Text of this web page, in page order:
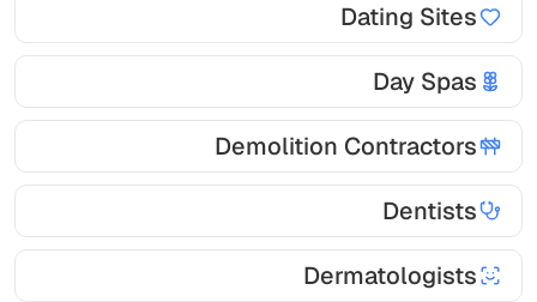
Dating Sites
Day Spas
Demolition Contractors
Dentists
Dermatologists